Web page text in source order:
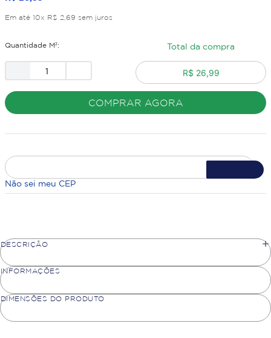
Em até 10x R$ 2 69 sem juros
Quantidade M²: Total da compra
R$ 26,99
COMPRAR AGORA
Não sei meu CEP
DESCRIÇÃO
INFORMAÇÕES
DIMENSÕES DO PRODUTO